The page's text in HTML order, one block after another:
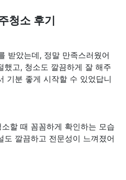
청소 후기
받았는데, 정말 만족스러웠어
했고, 청소도 깔끔하게 잘 해주
기분 좋게 시작할 수 있었답니
할 때 꼼꼼하게 확인하는 모습
도 깔끔하고 전문성이 느껴졌어